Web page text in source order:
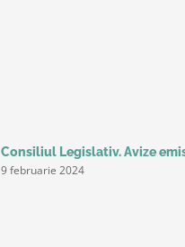
Consiliul Legislativ. Avize
9 februarie 2024